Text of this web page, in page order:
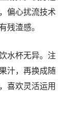
偏心扰流技术
残渣感。
水杯无异。注
汁，再换成随
喜欢灵活运用